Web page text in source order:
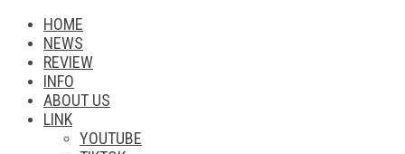
HOME
NEWS
REVIEW
INFO
ABOUT US
LINK
YOUTUBE